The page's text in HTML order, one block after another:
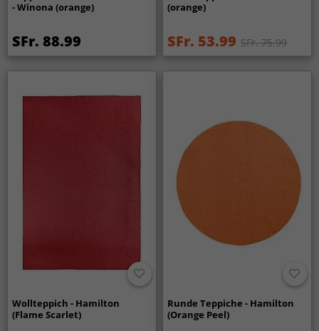
- Winona (orange)
SFr. 88.99
(orange)
SFr. 53.99 SFr. 75.99
Wollteppich - Hamilton
(Flame Scarlet)
Runde Teppiche - Hamilton
(Orange Peel)